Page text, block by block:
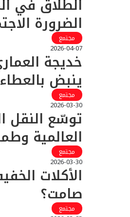
الطلاق في
الضرورة
مجتمع
2026-04-07
خديجة
ينبض
مجتمع
2026-03-30
توسّع النقل
العالمية
مجتمع
2026-03-30
الأكلات
صامت؟
مجتمع